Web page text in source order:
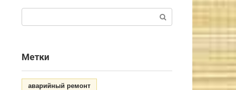
Метки
аварийный ремонт